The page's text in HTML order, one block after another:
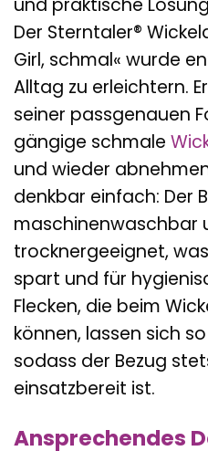
und praktische
Der Sterntaler®
Girl, schmal« wurde
Alltag zu erleichtern.
seiner passgenauen
gängige schmale
und wieder
denkbar einfach: Der
maschinenwaschbar
trocknergeeignet,
spart und für
Flecken, die beim
können, lassen sich
sodass der Bezug
einsatzbereit ist.
Ansprechendes